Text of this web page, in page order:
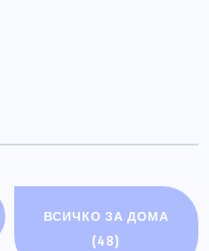
ВСИЧКО ЗА ДОМА
(48)